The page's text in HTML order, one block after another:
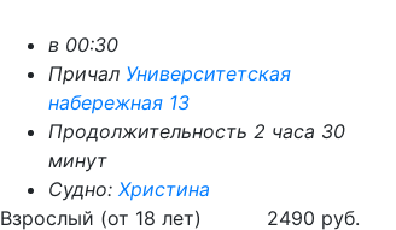
в 00:30
Причал Университетская
набережная 13
Продолжительность 2 часа 30
минут
Судно: Христина
Взрослый (от 18 лет)
2490 руб.